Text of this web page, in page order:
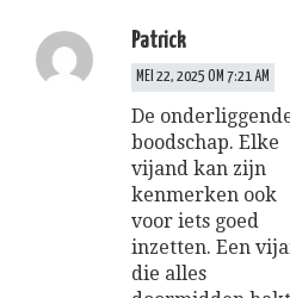
Patrick
MEI 22, 2025 OM 7:21 AM
De
boodschap. Elke
vijand kan zijn
kenmerken ook
voor iets goed
inzetten. Een
die alles